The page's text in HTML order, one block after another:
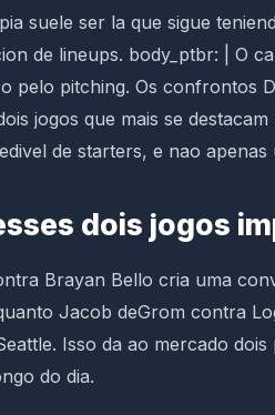
suele ser la que sigue
de lineups. body_ptbr: | O
pelo pitching. Os confrontos
jogos que mais se
de starters, e nao
dois jogos
Brayan Bello cria uma
Jacob deGrom contra
Isso da ao mercado
do dia.